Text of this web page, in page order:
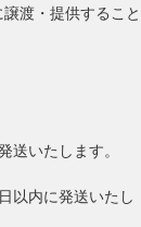
渡・提供すること
いたします。
以内に発送いたし